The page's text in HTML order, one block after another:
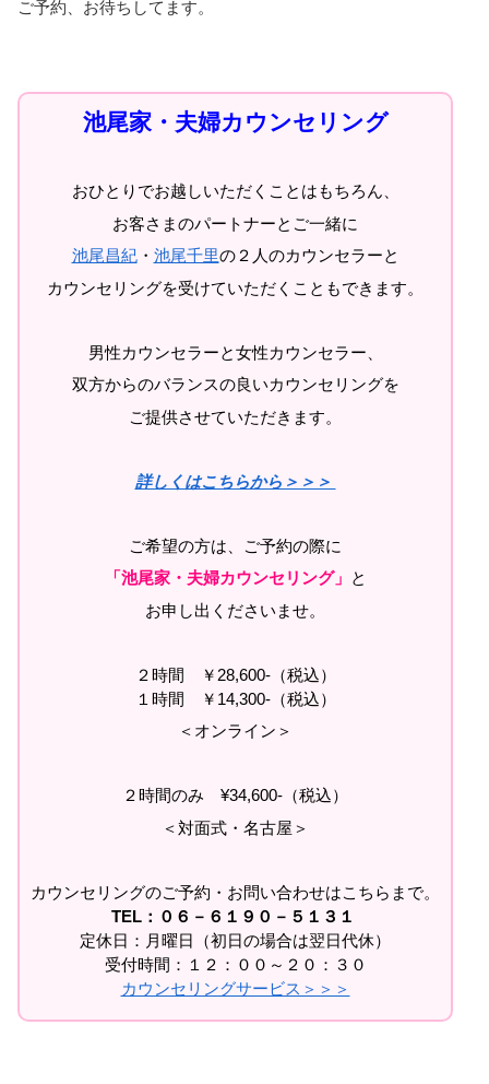
ご予約、お待ちしてます。
池尾家・夫婦カウンセリング
おひとりでお越しいただくことはもちろん、
お客さまのパートナーとご一緒に
池尾昌紀・ 池尾千里の２人のカウンセラーと
カウンセリングを受けていただくこともできます。
男性カウンセラーと女性カウンセラー、
双方からのバランスの良いカウンセリングを
ご提供させていただきます。
詳しくはこちらから＞＞＞
ご希望の方は、ご予約の際に
「池尾家・夫婦カウンセリング」 と
お申し出くださいませ。
２時間 ￥28,600-（税込）
１時間 ￥14,300-（税込）
＜オンライン＞
２時間のみ ¥34,600-（税込）
＜対面式・名古屋＞
カウンセリングのご予約・お問い合わせはこちらまで。
TEL：０６－６１９０－５１３１
定休日：月曜日（初日の場合は翌日代休）
受付時間：１２：００～２０：３０
カウンセリングサービス＞＞＞